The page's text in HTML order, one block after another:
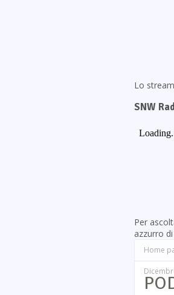
Lo
SNW
Per
azzurro di
Home